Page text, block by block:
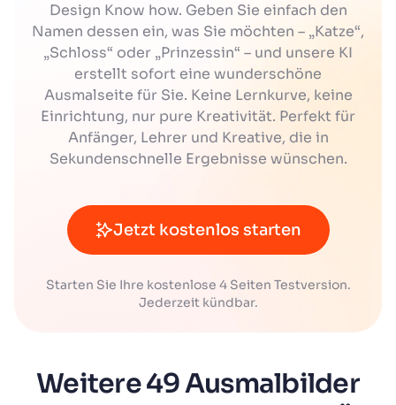
Design Know how. Geben Sie einfach den
Namen dessen ein, was Sie möchten – „Katze“,
„Schloss“ oder „Prinzessin“ – und unsere KI
erstellt sofort eine wunderschöne
Ausmalseite für Sie. Keine Lernkurve, keine
Einrichtung, nur pure Kreativität. Perfekt für
Anfänger, Lehrer und Kreative, die in
Sekundenschnelle Ergebnisse wünschen.
Jetzt kostenlos starten
Starten Sie Ihre kostenlose 4 Seiten Testversion.
Jederzeit kündbar.
Weitere 49 Ausmalbilder